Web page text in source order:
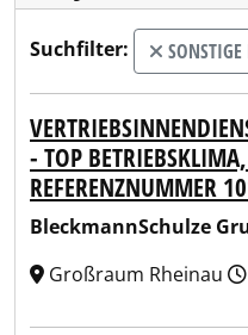
Suchfilter:
- TOP
REFERENZNUMMER
BleckmannSchulze
Großraum Rheinau